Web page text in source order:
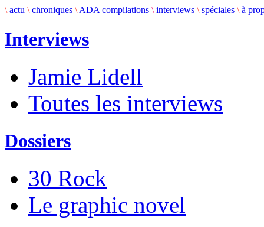
\ actu \ chroniques \ ADA compilations \ interviews \ spéciales \ à
Interviews
Jamie Lidell
Toutes les interviews
Dossiers
30 Rock
Le graphic novel